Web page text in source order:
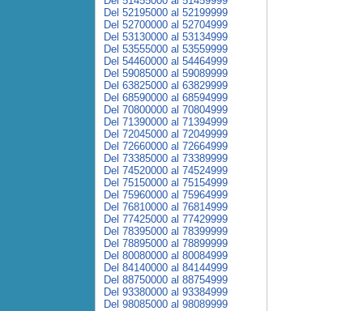
Del 52195000 al 52199999
Del 52700000 al 52704999
Del 53130000 al 53134999
Del 53555000 al 53559999
Del 54460000 al 54464999
Del 59085000 al 59089999
Del 63825000 al 63829999
Del 68590000 al 68594999
Del 70800000 al 70804999
Del 71390000 al 71394999
Del 72045000 al 72049999
Del 72660000 al 72664999
Del 73385000 al 73389999
Del 74520000 al 74524999
Del 75150000 al 75154999
Del 75960000 al 75964999
Del 76810000 al 76814999
Del 77425000 al 77429999
Del 78395000 al 78399999
Del 78895000 al 78899999
Del 80080000 al 80084999
Del 84140000 al 84144999
Del 88750000 al 88754999
Del 93380000 al 93384999
Del 98085000 al 98089999